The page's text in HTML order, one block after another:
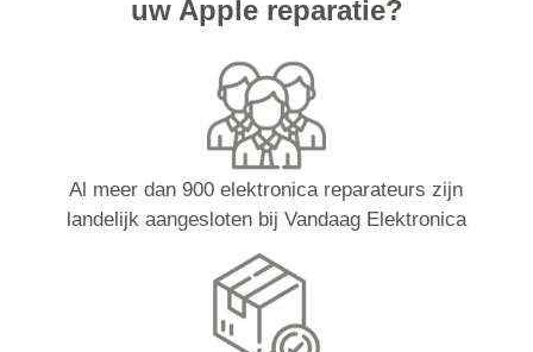
uw Apple reparatie?
Al meer dan 900 elektronica reparateurs zijn
landelijk aangesloten bij Vandaag Elektronica